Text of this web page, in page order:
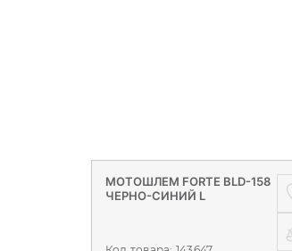
МОТОШЛЕМ FORTE BLD-158
ЧЕРНО-СИНИЙ L